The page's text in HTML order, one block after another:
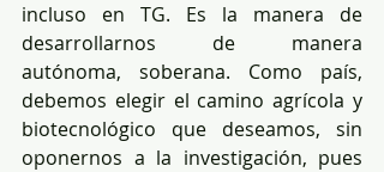
incluso en TG. Es la manera de
desarrollarnos de manera
autónoma, soberana. Como país,
debemos elegir el camino agrícola y
biotecnológico que deseamos, sin
oponernos a la investigación, pues